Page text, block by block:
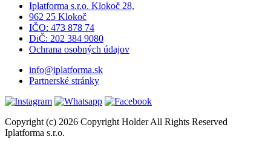
Iplatforma s.r.o. Klokoč 28,
962 25 Klokoč
IČO: 473 878 74
DiČ: 202 384 9080
Ochrana osobných údajov
info@iplatforma.sk
Partnerské stránky
Copyright (c) 2026 Copyright Holder All Rights Reserved
Iplatforma s.r.o.